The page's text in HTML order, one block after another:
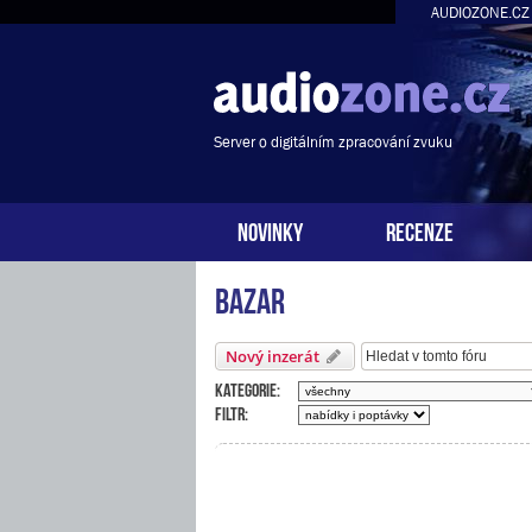
AUDIOZONE.CZ
Server o digitálním zpracování zvuku
NOVINKY RECENZE
Bazar
Nový inzerát
Kategorie:
Filtr: